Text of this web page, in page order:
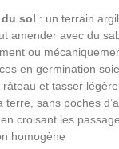
sol : un terrain
amender avec du
ou
en germination
et tasser
terre, sans poches
croisant les
homogène